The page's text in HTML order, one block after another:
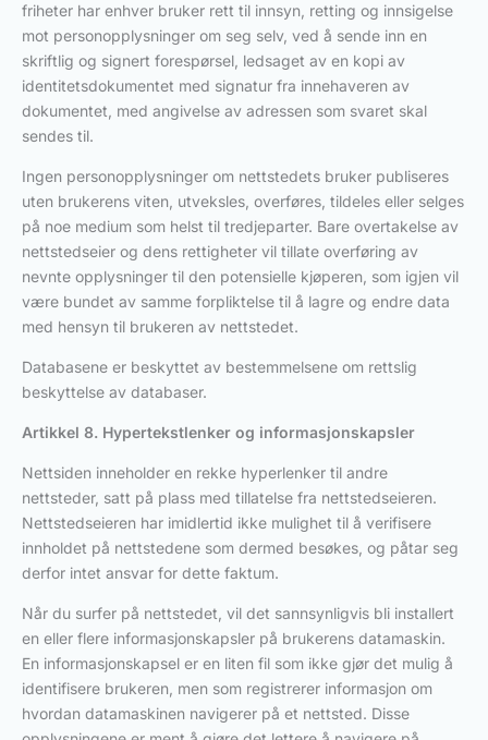
friheter har enhver bruker rett til innsyn, retting og innsigelse
mot personopplysninger om seg selv, ved å sende inn en
skriftlig og signert forespørsel, ledsaget av en kopi av
identitetsdokumentet med signatur fra innehaveren av
dokumentet, med angivelse av adressen som svaret skal
sendes til.
Ingen personopplysninger om nettstedets bruker publiseres
uten brukerens viten, utveksles, overføres, tildeles eller selges
på noe medium som helst til tredjeparter. Bare overtakelse av
nettstedseier og dens rettigheter vil tillate overføring av
nevnte opplysninger til den potensielle kjøperen, som igjen vil
være bundet av samme forpliktelse til å lagre og endre data
med hensyn til brukeren av nettstedet.
Databasene er beskyttet av bestemmelsene om rettslig
beskyttelse av databaser.
Artikkel 8. Hypertekstlenker og informasjonskapsler
Nettsiden inneholder en rekke hyperlenker til andre
nettsteder, satt på plass med tillatelse fra nettstedseieren.
Nettstedseieren har imidlertid ikke mulighet til å verifisere
innholdet på nettstedene som dermed besøkes, og påtar seg
derfor intet ansvar for dette faktum.
Når du surfer på nettstedet, vil det sannsynligvis bli installert
en eller flere informasjonskapsler på brukerens datamaskin.
En informasjonskapsel er en liten fil som ikke gjør det mulig å
identifisere brukeren, men som registrerer informasjon om
hvordan datamaskinen navigerer på et nettsted. Disse